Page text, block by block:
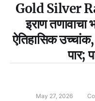
Gold Silver
इराण तणावाचा
ऐतिहासिक
पार;
May 27, 2026